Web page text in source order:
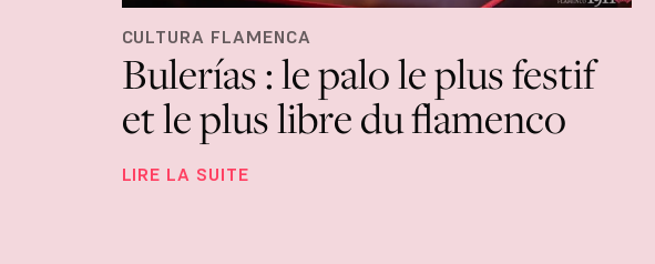
CULTURA FLAMENCA
Bulerías : le palo le plus festif
et le plus libre du flamenco
LIRE LA SUITE